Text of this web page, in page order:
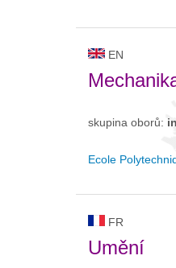
EN
skupina oborů:
Ecole
FR
Umění